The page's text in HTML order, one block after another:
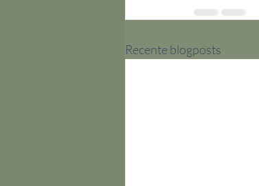
Recente blogposts